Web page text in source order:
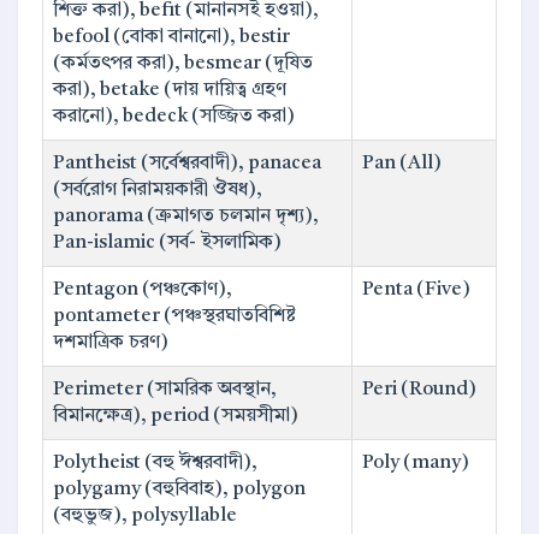
শিক্ত করা), befit (মানানসই হওয়া),
befool (বোকা বানানো), bestir
(কর্মতৎপর করা), besmear (দূষিত
করা), betake (দায় দায়িত্ব গ্রহণ
করানো), bedeck (সজ্জিত করা)
Pan (All)
Pantheist (সর্বেশ্বরবাদী), panacea
(সর্বরোগ নিরাময়কারী ঔষধ),
panorama (ক্রমাগত চলমান দৃশ্য),
Pan-islamic (সর্ব- ইসলামিক)
Penta (Five)
Pentagon (পঞ্চকোণ),
pontameter (পঞ্চস্থরঘাতবিশিষ্ট
দশমাত্রিক চরণ)
Peri (Round)
Perimeter (সামরিক অবস্থান,
বিমানক্ষেত্র), period (সময়সীমা)
Poly (many)
Polytheist (বহু ঈশ্বরবাদী),
polygamy (বহুবিবাহ), polygon
(বহুভুজ), polysyllable